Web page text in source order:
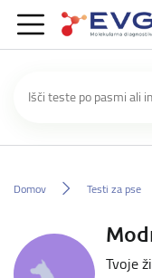
Domov Testi za pse
Tvoje